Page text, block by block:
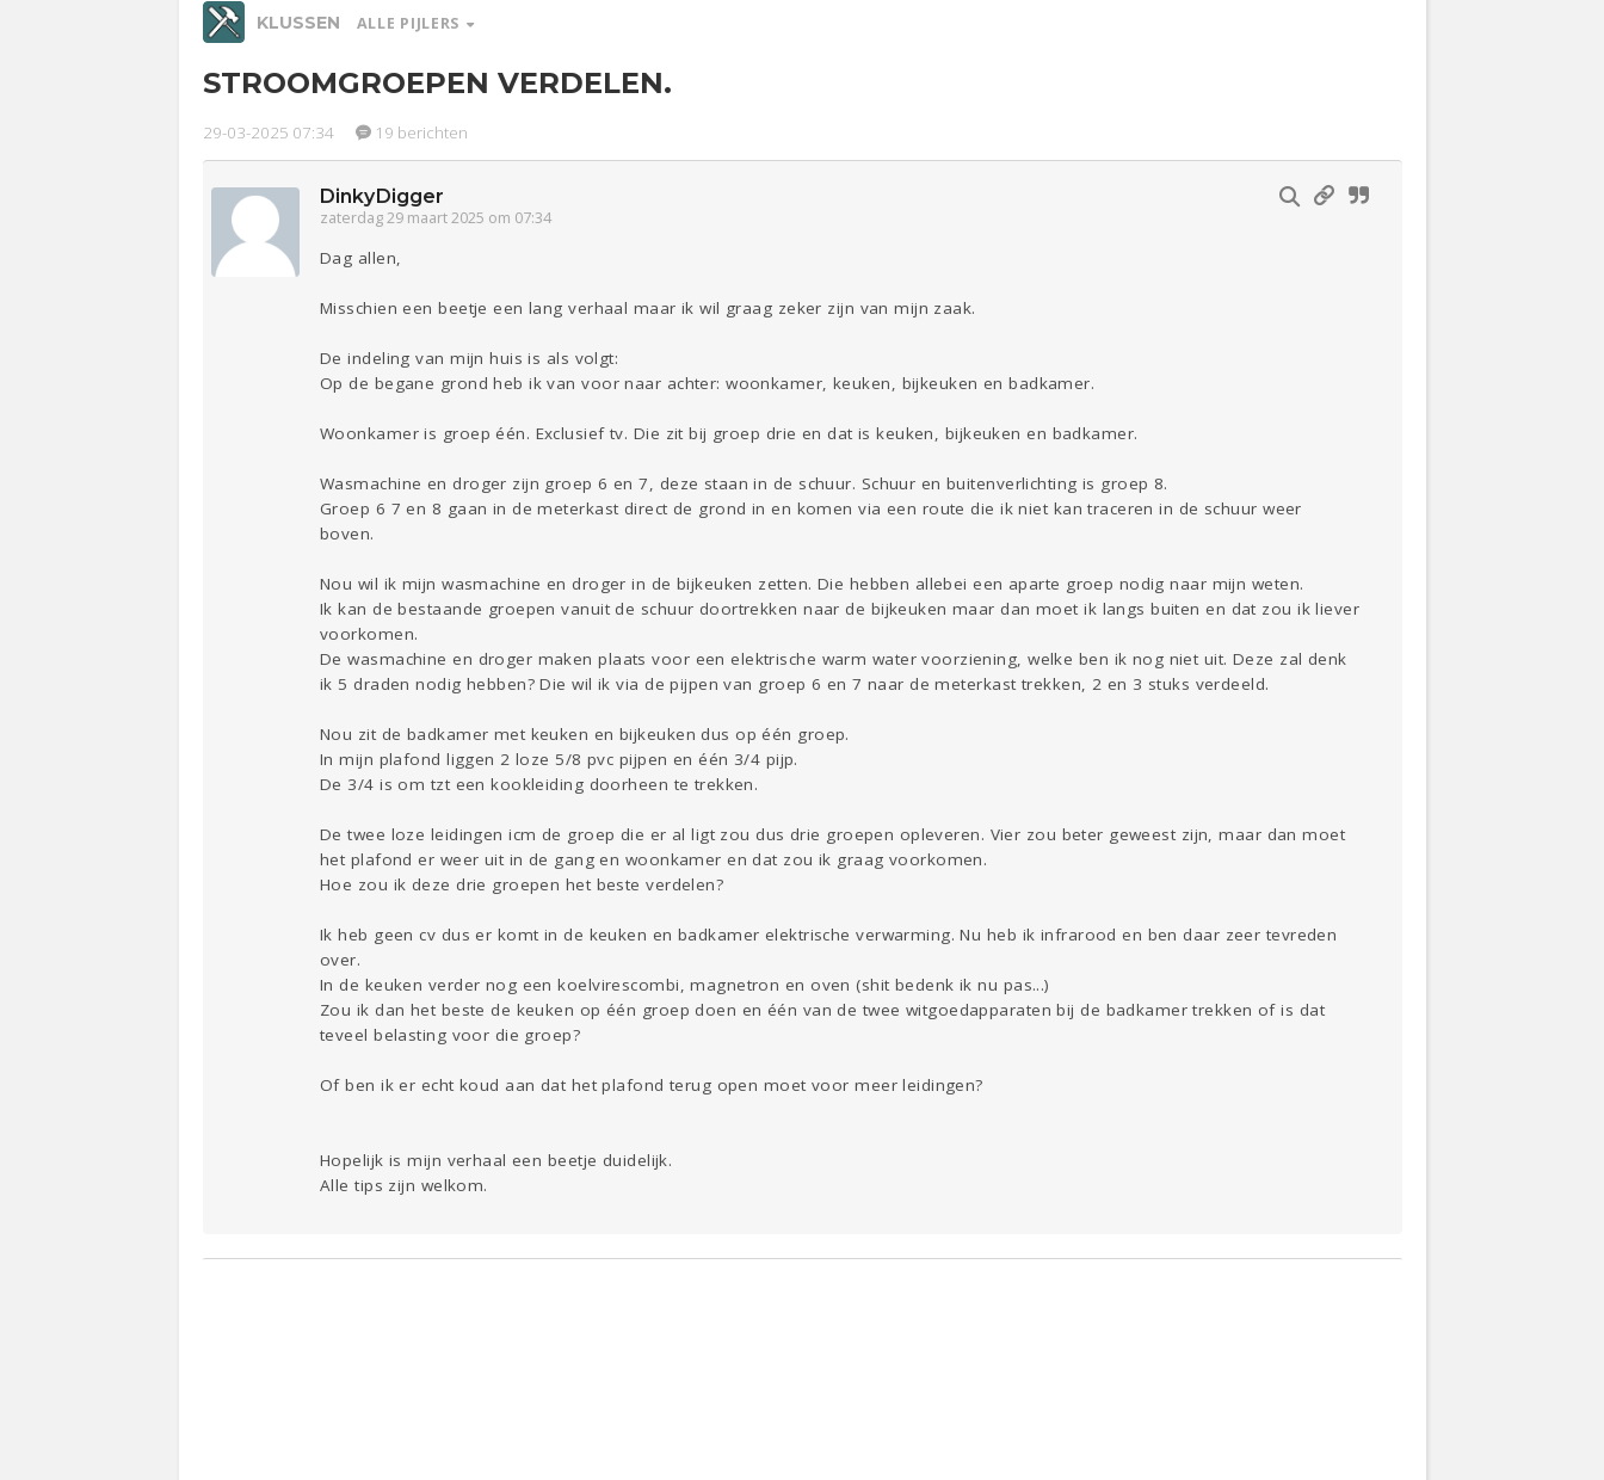
KLUSSEN ALLE PIJLERS
Entertainment
Beauty
STROOMGROEPEN VERDELEN.
29-03-2025 07:34 19 berichten
DinkyDigger
zaterdag 29 maart 2025 om 07:34
Dag allen,
Misschien een beetje een lang verhaal maar ik wil graag zeker zijn van mijn zaak.
De indeling van mijn huis is als volgt:
Op de begane grond heb ik van voor naar achter: woonkamer, keuken, bijkeuken en badkamer.
Woonkamer is groep één. Exclusief tv. Die zit bij groep drie en dat is keuken, bijkeuken en badkamer.
Wasmachine en droger zijn groep 6 en 7, deze staan in de schuur. Schuur en buitenverlichting is groep 8.
Groep 6 7 en 8 gaan in de meterkast direct de grond in en komen via een route die ik niet kan traceren in de schuur weer
boven.
Nou wil ik mijn wasmachine en droger in de bijkeuken zetten. Die hebben allebei een aparte groep nodig naar mijn weten.
Ik kan de bestaande groepen vanuit de schuur doortrekken naar de bijkeuken maar dan moet ik langs buiten en dat zou ik liever
voorkomen.
De wasmachine en droger maken plaats voor een elektrische warm water voorziening, welke ben ik nog niet uit. Deze zal denk
ik 5 draden nodig hebben? Die wil ik via de pijpen van groep 6 en 7 naar de meterkast trekken, 2 en 3 stuks verdeeld.
Nou zit de badkamer met keuken en bijkeuken dus op één groep.
In mijn plafond liggen 2 loze 5/8 pvc pijpen en één 3/4 pijp.
De 3/4 is om tzt een kookleiding doorheen te trekken.
De twee loze leidingen icm de groep die er al ligt zou dus drie groepen opleveren. Vier zou beter geweest zijn, maar dan moet
het plafond er weer uit in de gang en woonkamer en dat zou ik graag voorkomen.
Hoe zou ik deze drie groepen het beste verdelen?
Ik heb geen cv dus er komt in de keuken en badkamer elektrische verwarming. Nu heb ik infrarood en ben daar zeer tevreden
over.
In de keuken verder nog een koelvirescombi, magnetron en oven (shit bedenk ik nu pas...)
Zou ik dan het beste de keuken op één groep doen en één van de twee witgoedapparaten bij de badkamer trekken of is dat
teveel belasting voor die groep?
Of ben ik er echt koud aan dat het plafond terug open moet voor meer leidingen?
Hopelijk is mijn verhaal een beetje duidelijk.
Alle tips zijn welkom.